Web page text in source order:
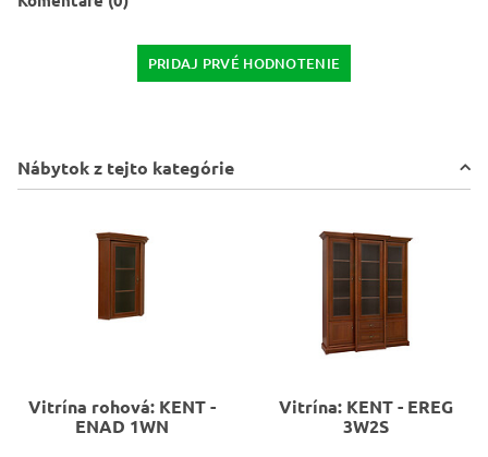
PRIDAJ PRVÉ HODNOTENIE
Nábytok z tejto kategórie
Vitrína rohová: KENT -
ENAD 1WN
Vitrína: KENT - EREG
3W2S